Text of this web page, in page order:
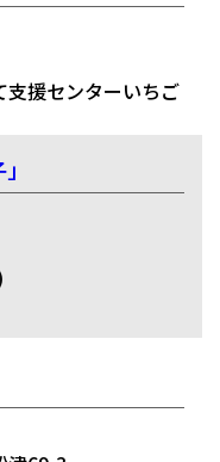
支援センターいちご